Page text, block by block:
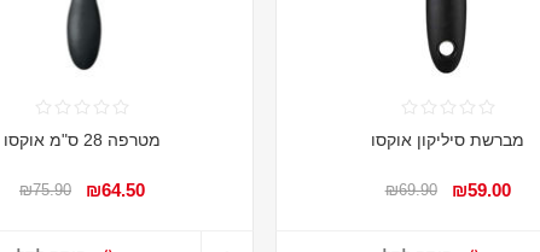
מברשת סיליקון אוקסו
₪59.00
₪69.90
מטרפה 28 ס"מ אוקסו
₪64.50
₪75.90